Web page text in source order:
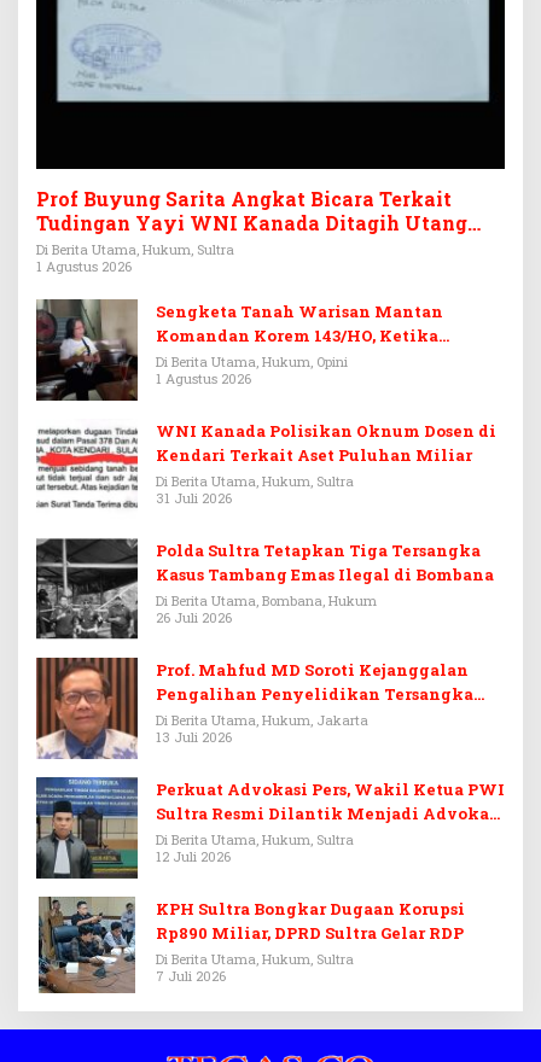
Prof Buyung Sarita Angkat Bicara Terkait
Tudingan Yayi WNI Kanada Ditagih Utang
Rp3,6 Miliar
Di Berita Utama, Hukum, Sultra
1 Agustus 2026
Sengketa Tanah Warisan Mantan
Komandan Korem 143/HO, Ketika
Warisan Menjadi Arena Pemerasan
Di Berita Utama, Hukum, Opini
1 Agustus 2026
WNI Kanada Polisikan Oknum Dosen di
Kendari Terkait Aset Puluhan Miliar
Di Berita Utama, Hukum, Sultra
31 Juli 2026
Polda Sultra Tetapkan Tiga Tersangka
Kasus Tambang Emas Ilegal di Bombana
Di Berita Utama, Bombana, Hukum
26 Juli 2026
Prof. Mahfud MD Soroti Kejanggalan
Pengalihan Penyelidikan Tersangka
Febrie Adriansyah
Di Berita Utama, Hukum, Jakarta
13 Juli 2026
Perkuat Advokasi Pers, Wakil Ketua PWI
Sultra Resmi Dilantik Menjadi Advokat
PERADI
Di Berita Utama, Hukum, Sultra
12 Juli 2026
KPH Sultra Bongkar Dugaan Korupsi
Rp890 Miliar, DPRD Sultra Gelar RDP
Di Berita Utama, Hukum, Sultra
7 Juli 2026